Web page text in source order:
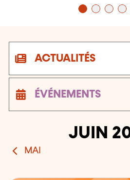
ACTUALITÉS
ÉVÉNEMENTS
Nombre d'actualités et
JUIN
MAI